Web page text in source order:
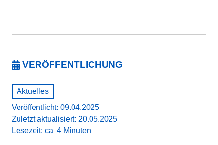
VERÖFFENTLICHUNG
Aktuelles
Veröffentlicht: 09.04.2025
Zuletzt aktualisiert: 20.05.2025
Lesezeit: ca. 4 Minuten